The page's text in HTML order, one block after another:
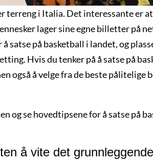
terreng i Italia. Det interessante er
lager sine egne billetter på
satse på basketball i landet, og
Hvis du tenker på å satse på
også å velge fra de beste pålitelige
og se hovedtipsene for å satse på
å vite det